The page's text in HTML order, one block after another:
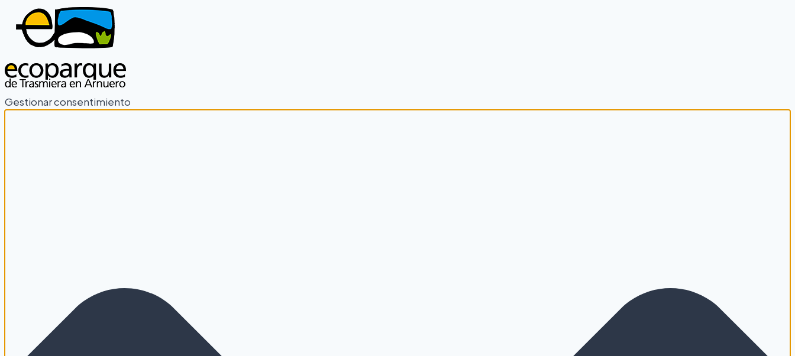
Gestionar consentimiento